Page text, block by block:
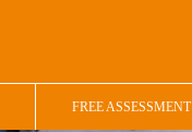
FREE ASSESSMENT